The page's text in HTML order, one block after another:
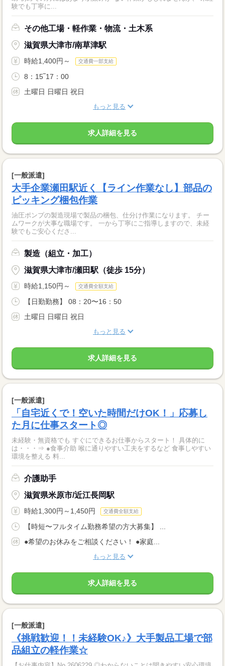
験でも丁寧に...
その他工場・軽作業・物流・土木系
滋賀県大津市/南草津駅
時給1,400円～ 交通費一部支給
8：15‾17：00
土曜日 日曜日 祝日
もっと見る
求人詳細を見る
[一般派遣]
大手企業瀬田駅近く【ライン作業なし】部品の
ピッキング梱包作業
油圧ポンプの製造現場で製品の梱包、仕分け作業になります。 チー
ムワークが大事な職場です。 一から丁寧にご指導しますので、未経
験でもご安心くださ...
製造（組立・加工）
滋賀県大津市/瀬田駅（徒歩 15分）
時給1,150円～ 交通費全額支給
【日勤勤務】 08：20〜16：50
土曜日 日曜日 祝日
もっと見る
求人詳細を見る
[一般派遣]
「自宅近くで！空いた時間だけOK！」応募し
た月に仕事スタート◎
未経験・無資格でも すぐにできるお仕事からスタート！ 具体的に
は・・・⇒ ●食事介助 喉に通りやすい工夫をするなど 食事しやすい
環境を整える 料...
介護助手
滋賀県米原市/近江長岡駅
時給1,300円～1,450円 交通費全額支給
【時短〜フルタイム勤務希望の方大募集】 ...
●希望のお休みをご相談ください！ ●家庭...
もっと見る
求人詳細を見る
[一般派遣]
《挑戦歓迎！！未経験OK♪》大手製品工場で部
品組立の軽作業☆